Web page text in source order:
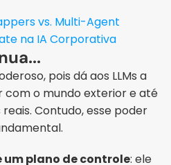
vs. Multi-Agent
na IA Corporativa
pois dá aos LLMs a
o mundo exterior e até
Contudo, esse poder
um plano de controle: ele